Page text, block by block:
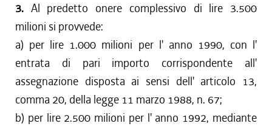
3. Al predetto onere complessivo di lire 3.500
milioni si provvede:
a) per lire 1.000 milioni per l' anno 1990, con l'
entrata di pari importo corrispondente all'
assegnazione disposta ai sensi dell' articolo 13,
comma 20, della legge 11 marzo 1988, n. 67;
b) per lire 2.500 milioni per l' anno 1992, mediante